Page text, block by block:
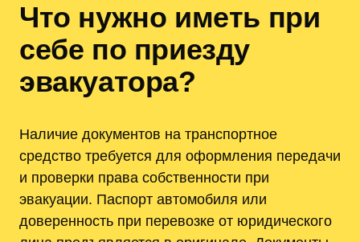
Что нужно иметь при
себе по приезду
эвакуатора?
Наличие документов на транспортное
средство требуется для оформления передачи
и проверки права собственности при
эвакуации. Паспорт автомобиля или
доверенность при перевозке от юридического